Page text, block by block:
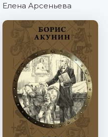
Елена Арсеньева